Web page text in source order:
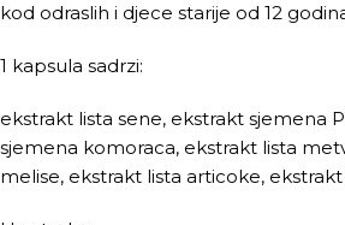
kod odraslih i djece starije od 12
1 kapsula sadrzi:
ekstrakt lista sene, ekstrakt sjemena
sjemena komoraca, ekstrakt lista
melise, ekstrakt lista articoke,